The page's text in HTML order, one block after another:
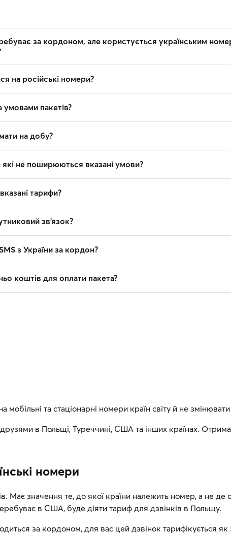
за кордоном, але користується українським
на російські номери?
умовами пакетів?
на добу?
які не поширюються вказані умови?
тарифи?
зв’язок?
з України за кордон?
коштів для оплати пакета?
та стаціонарні номери країн світу й не
в Польщі, Туреччині, США та інших країнах.
номери
значення те, до якої країни належить номер, а не де
в США, буде діяти тариф для дзвінків в Польщу.
за кордоном, для вас цей дзвінок тарифікується